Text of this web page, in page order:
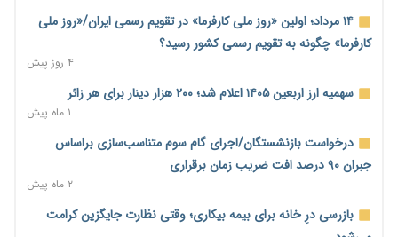
وام بدون رتبه اعتباری؛ صندوق کارآفرینی امید از حمایت متفاوت
ناترازی برق ۳۰ درصد کاهش یافت؛ وعده وزارت نیرو برای رفع
محدودیت صنایع
۲۲ ساعت پیش
ورود بخش خصوصی به حکمرانی اشتغال؛ «یاوران پیشرفت»
امسال گسترده‌تر می‌شود
۲۲ ساعت پیش
۱۴ مرداد؛ اولین «روز ملی کارفرما» در تقویم رسمی ایران/«روز ملی
کارفرما» چگونه به تقویم رسمی کشور رسید؟
۴ روز پیش
سهمیه ارز اربعین ۱۴۰۵ اعلام شد؛ ۲۰۰ هزار دینار برای هر زائر
۱ ماه پیش
درخواست بازنشستگان/اجرای گام سوم متناسب‌سازی براساس
جبران ۹۰ درصد افت ضریب زمان برقراری
۲ ماه پیش
بازرسی درِ خانه برای بیمه بیکاری؛ وقتی نظارت جایگزین کرامت